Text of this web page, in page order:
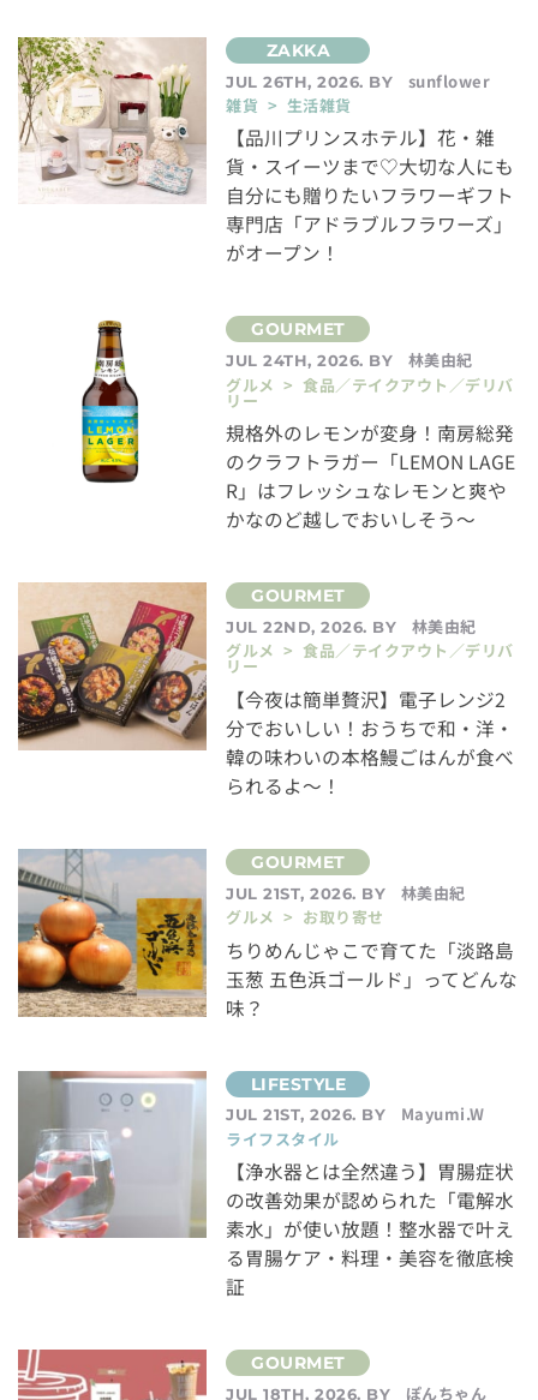
JUL 26TH, 2026. BY
sunflower
雑貨 > 生活雑貨
【品川プリンスホテル】花・雑
貨・スイーツまで♡大切な人にも
自分にも贈りたいフラワーギフト
専門店「アドラブルフラワーズ」
がオープン！
JUL 24TH, 2026. BY
林美由紀
グルメ > 食品／テイクアウト／デリバ
リー
規格外のレモンが変身！南房総発
のクラフトラガー「LEMON LAGE
R」はフレッシュなレモンと爽や
かなのど越しでおいしそう～
JUL 22ND, 2026. BY
林美由紀
グルメ > 食品／テイクアウト／デリバ
リー
【今夜は簡単贅沢】電子レンジ2
分でおいしい！おうちで和・洋・
韓の味わいの本格鰻ごはんが食べ
られるよ～！
JUL 21ST, 2026. BY
林美由紀
グルメ > お取り寄せ
ちりめんじゃこで育てた「淡路島
玉葱 五色浜ゴールド」ってどんな
味？
JUL 21ST, 2026. BY
Mayumi.W
ライフスタイル
【浄水器とは全然違う】胃腸症状
の改善効果が認められた「電解水
素水」が使い放題！整水器で叶え
る胃腸ケア・料理・美容を徹底検
証
JUL 18TH, 2026. BY
ぽんちゃん